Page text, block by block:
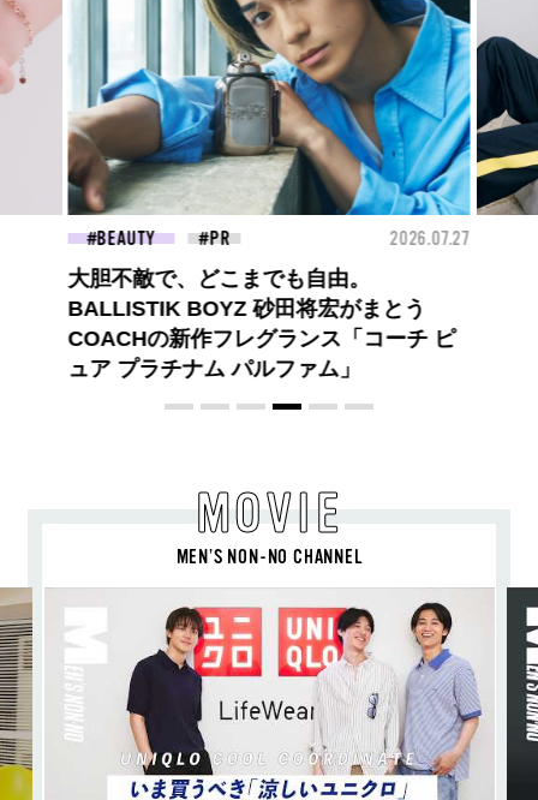
FASHION 2026.07.09
ロエベの新しい世界へようこそ。大胆な
コントラストとレイヤードの先に。装う
喜び、明るいスピリット
MOVIE
MEN’S NON-NO CHANNEL